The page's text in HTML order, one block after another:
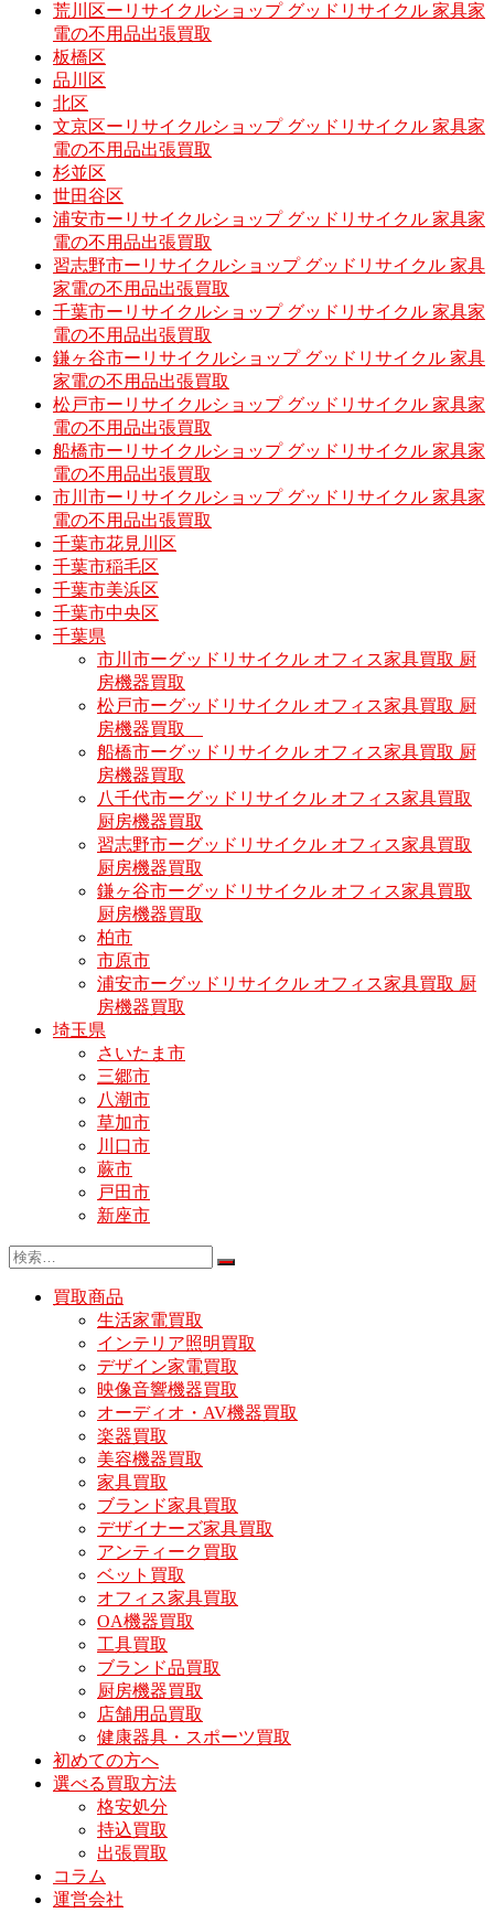
荒川区ーリサイクルショップ グッドリサイクル 家具家
電の不用品出張買取
板橋区
品川区
北区
文京区ーリサイクルショップ グッドリサイクル 家具家
電の不用品出張買取
杉並区
世田谷区
浦安市ーリサイクルショップ グッドリサイクル 家具家
電の不用品出張買取
習志野市ーリサイクルショップ グッドリサイクル 家具
家電の不用品出張買取
千葉市ーリサイクルショップ グッドリサイクル 家具家
電の不用品出張買取
鎌ヶ谷市ーリサイクルショップ グッドリサイクル 家具
家電の不用品出張買取
松戸市ーリサイクルショップ グッドリサイクル 家具家
電の不用品出張買取
船橋市ーリサイクルショップ グッドリサイクル 家具家
電の不用品出張買取
市川市ーリサイクルショップ グッドリサイクル 家具家
電の不用品出張買取
千葉市花見川区
千葉市稲毛区
千葉市美浜区
千葉市中央区
千葉県
市川市ーグッドリサイクル オフィス家具買取 厨
房機器買取
松戸市ーグッドリサイクル オフィス家具買取 厨
房機器買取
船橋市ーグッドリサイクル オフィス家具買取 厨
房機器買取
八千代市ーグッドリサイクル オフィス家具買取
厨房機器買取
習志野市ーグッドリサイクル オフィス家具買取
厨房機器買取
鎌ヶ谷市ーグッドリサイクル オフィス家具買取
厨房機器買取
柏市
市原市
浦安市ーグッドリサイクル オフィス家具買取 厨
房機器買取
埼玉県
さいたま市
三郷市
八潮市
草加市
川口市
蕨市
戸田市
新座市
買取商品
生活家電買取
インテリア照明買取
デザイン家電買取
映像音響機器買取
オーディオ・AV機器買取
楽器買取
美容機器買取
家具買取
ブランド家具買取
デザイナーズ家具買取
アンティーク買取
ベット買取
オフィス家具買取
OA機器買取
工具買取
ブランド品買取
厨房機器買取
店舗用品買取
健康器具・スポーツ買取
初めての方へ
選べる買取方法
格安処分
持込買取
出張買取
コラム
運営会社